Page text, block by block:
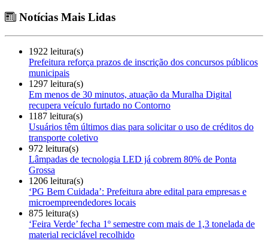
Notícias Mais Lidas
1922 leitura(s)
Prefeitura reforça prazos de inscrição dos concursos públicos
municipais
1297 leitura(s)
Em menos de 30 minutos, atuação da Muralha Digital
recupera veículo furtado no Contorno
1187 leitura(s)
Usuários têm últimos dias para solicitar o uso de créditos do
transporte coletivo
972 leitura(s)
Lâmpadas de tecnologia LED já cobrem 80% de Ponta
Grossa
1206 leitura(s)
‘PG Bem Cuidada’: Prefeitura abre edital para empresas e
microempreendedores locais
875 leitura(s)
‘Feira Verde’ fecha 1º semestre com mais de 1,3 tonelada de
material reciclável recolhido